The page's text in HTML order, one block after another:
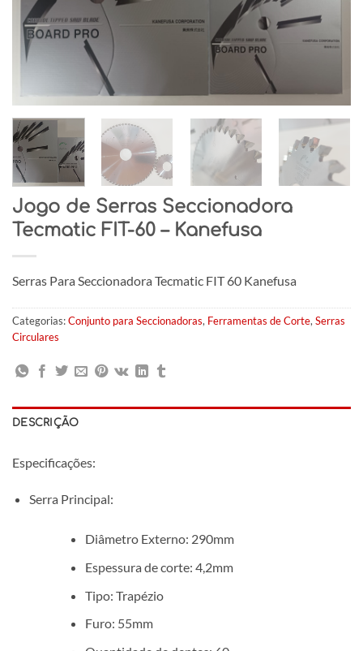
Jogo de Serras Seccionadora
Tecmatic FIT-60 – Kanefusa
Serras Para Seccionadora Tecmatic FIT 60 Kanefusa
Categorias:Conjunto para Seccionadoras, Ferramentas de Corte, Serras
Circulares
DESCRIÇÃO
Especificações:
Serra Principal:
Diâmetro Externo: 290mm
Espessura de corte: 4,2mm
Tipo: Trapézio
Furo: 55mm